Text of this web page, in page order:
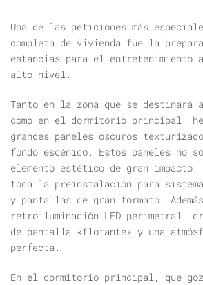
Una de las peticiones más
completa de vivienda fue la
estancias para el entretenimiento
alto nivel.
Tanto en la zona que se destinará
como en el dormitorio principal,
grandes paneles oscuros
fondo escénico. Estos paneles no
elemento estético de gran
toda la preinstalación para
y pantallas de gran formato.
retroiluminación LED perimetral,
de pantalla «flotante» y una
perfecta.
En el dormitorio principal, que